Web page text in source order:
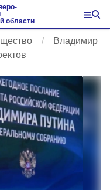
области
Владимир